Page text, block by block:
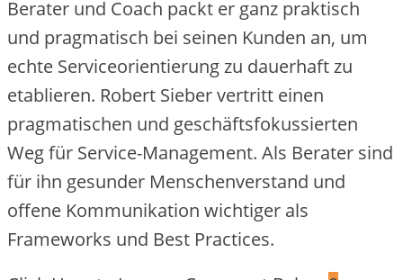
Berater und Coach packt er ganz praktisch
und pragmatisch bei seinen Kunden an, um
echte Serviceorientierung zu dauerhaft zu
etablieren. Robert Sieber vertritt einen
pragmatischen und geschäftsfokussierten
Weg für Service-Management. Als Berater sind
für ihn gesunder Menschenverstand und
offene Kommunikation wichtiger als
Frameworks und Best Practices.